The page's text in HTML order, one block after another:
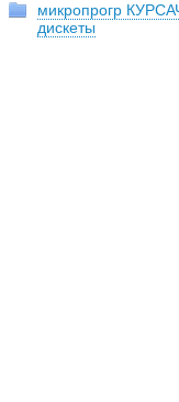
микропрогр
дискеты